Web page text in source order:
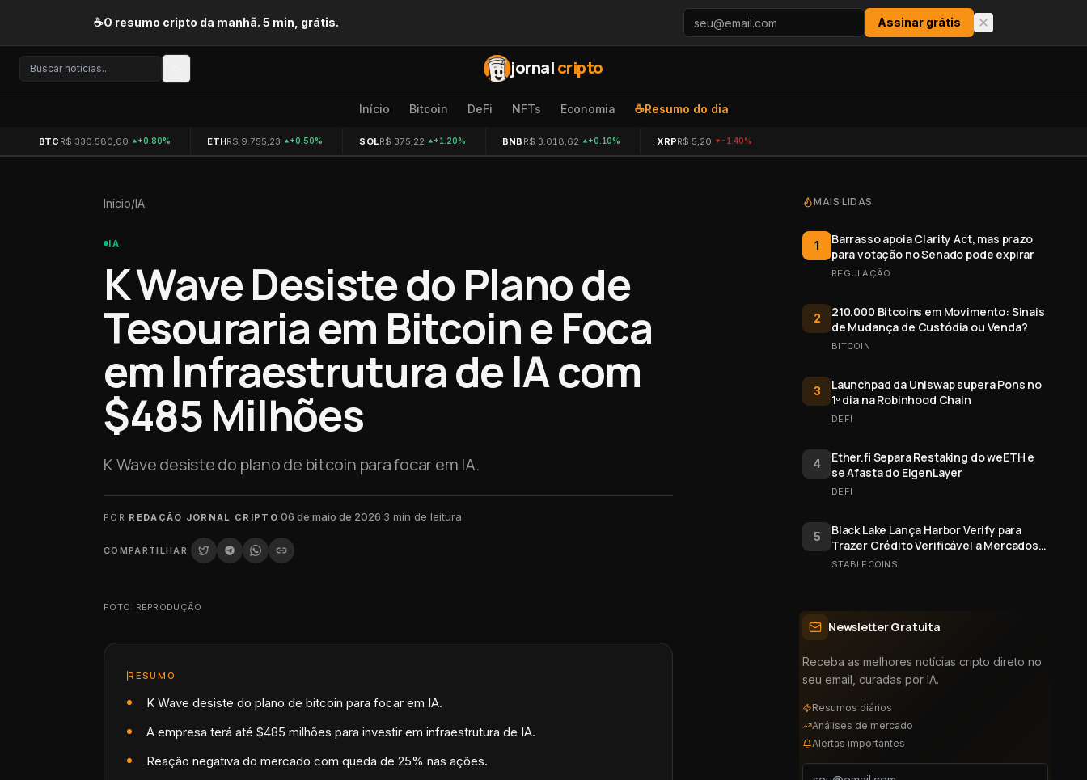
☕O resumo cripto da manhã. 5 min, grátis. Assinar grátis
jornalcripto
Início Bitcoin DeFi NFTs Economia ☕Resumo do dia
BTC R$ 330.580,00 +0.80% ETHR$ 9.755,23 +0.50% SOLR$ 375,22 +1.20% BNB R$ 3.018,62 +0.10% XRPR$ 5,20 -1.40%
Início/IA
IA
K Wave Desiste do Plano de
Tesouraria em Bitcoin e Foca
em Infraestrutura de IA com
$485 Milhões
K Wave desiste do plano de bitcoin para focar em IA.
POR REDAÇÃO JORNAL CRIPTO·06 de maio de 2026·3 min de leitura
COMPARTILHAR
FOTO: REPRODUÇÃO
RESUMO
K Wave desiste do plano de bitcoin para focar em IA.
A empresa terá até $485 milhões para investir em infraestrutura de IA.
Reação negativa do mercado com queda de 25% nas ações.
MAIS LIDAS
1
Barrasso apoia Clarity Act, mas prazo
para votação no Senado pode expirar
REGULAÇÃO
2
210.000 Bitcoins em Movimento: Sinais
de Mudança de Custódia ou Venda?
BITCOIN
3
Launchpad da Uniswap supera Pons no
1º dia na Robinhood Chain
DEFI
4
Ether.fi Separa Restaking do weETH e
se Afasta do EigenLayer
DEFI
5
Black Lake Lança Harbor Verify para
Trazer Crédito Verificável a Mercados
Onchain
STABLECOINS
Newsletter Gratuita
Receba as melhores notícias cripto direto no
seu email, curadas por IA.
Resumos diários
Análises de mercado
Alertas importantes